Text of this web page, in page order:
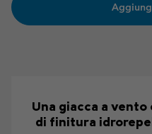
Una giacca a
di finitura